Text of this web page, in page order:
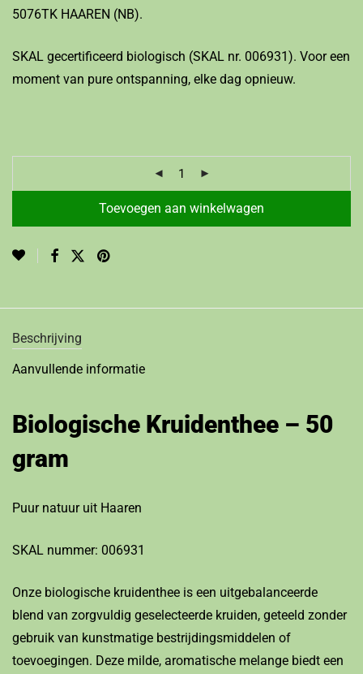
5076TK HAAREN (NB).
SKAL gecertificeerd biologisch (SKAL nr. 006931). Voor een
moment van pure ontspanning, elke dag opnieuw.
Toevoegen aan winkelwagen
Beschrijving
Aanvullende informatie
Biologische Kruidenthee – 50
gram
Puur natuur uit Haaren
SKAL nummer: 006931
Onze biologische kruidenthee is een uitgebalanceerde
blend van zorgvuldig geselecteerde kruiden, geteeld zonder
gebruik van kunstmatige bestrijdingsmiddelen of
toevoegingen. Deze milde, aromatische melange biedt een